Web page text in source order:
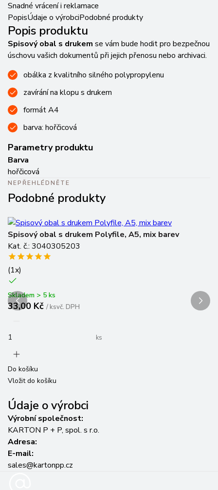
Snadné vrácení i reklamace
PopisÚdaje o výrobciPodobné produkty
Popis produktu
Spisový obal s drukem se vám bude hodit pro bezpečnou
úschovu vašich dokumentů při jejich přenosu nebo archivaci.
obálka z kvalitního silného polypropylenu
zavírání na klopu s drukem
formát A4
barva: hořčicová
Parametry produktu
Barva
hořčicová
NEPŘEHLÉDNĚTE
Podobné produkty
Spisový obal s drukem Polyfile, A5, mix barev
Kat. č.: 3040305203
(1x)
Skladem > 5 ks
33,00 Kč /ksvč. DPH
ks
Do košíku
Vložit do košíku
Údaje o výrobci
Výrobní společnost:
KARTON P + P, spol. s r.o.
Adresa:
E-mail:
sales@kartonpp.cz